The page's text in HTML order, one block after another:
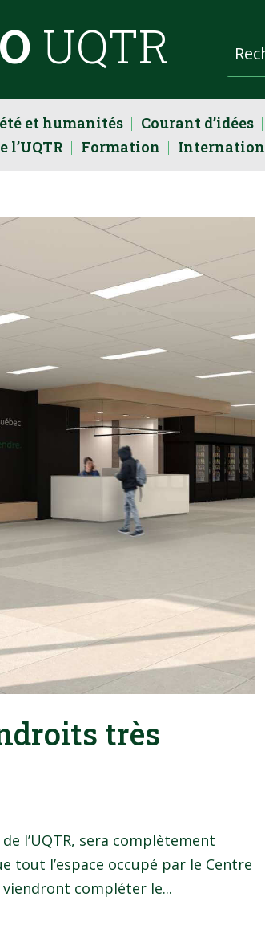
UQTR
et humanités Courant d’idées
l’UQTR Formation
très
l’UQTR, sera complètement
tout l’espace occupé par le Centre
compléter le...